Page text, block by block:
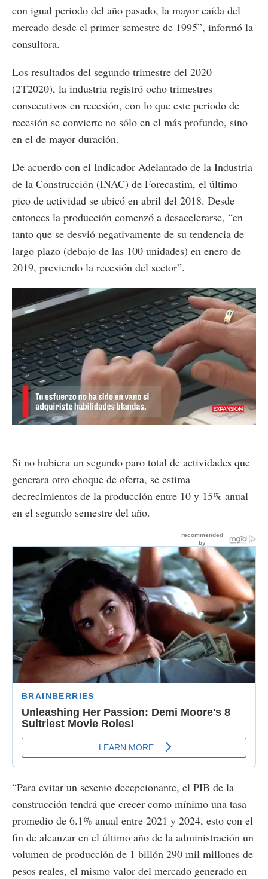
con igual periodo del año pasado, la mayor caída del
mercado desde el primer semestre de 1995”, informó la
consultora.
Los resultados del segundo trimestre del 2020
(2T2020), la industria registró ocho trimestres
consecutivos en recesión, con lo que este periodo de
recesión se convierte no sólo en el más profundo, sino
en el de mayor duración.
De acuerdo con el Indicador Adelantado de la Industria
de la Construcción (INAC) de Forecastim, el último
pico de actividad se ubicó en abril del 2018. Desde
entonces la producción comenzó a desacelerarse, “en
tanto que se desvió negativamente de su tendencia de
largo plazo (debajo de las 100 unidades) en enero de
2019, previendo la recesión del sector”.
Unmute Loaded:
59.79%
Si no hubiera un segundo paro total de actividades que
generara otro choque de oferta, se estima
decrecimientos de la producción entre 10 y 15% anual
en el segundo semestre del año.
“Para evitar un sexenio decepcionante, el PIB de la
construcción tendrá que crecer como mínimo una tasa
promedio de 6.1% anual entre 2021 y 2024, esto con el
fin de alcanzar en el último año de la administración un
volumen de producción de 1 billón 290 mil millones de
pesos reales, el mismo valor del mercado generado en